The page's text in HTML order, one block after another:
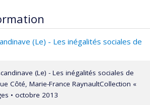
Dionne,
,Guy Lacroix,Philip Merrigan,
Jacques
,Catherine Des Rivières-Pigeon ,
,Jean-Yves Duclos,Gérard
,Louis-Paul Rivest
(Le) - Les inégalités sociales de
(Le) - Les inégalités sociales de
Côté, Marie-France RaynaultCollection «
• octobre 2013